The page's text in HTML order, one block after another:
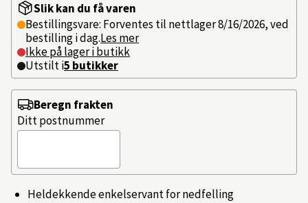
Slik kan du få varen
Bestillingsvare: Forventes til nettlager 8/16/2026, ved
bestilling i dag.Les mer
Ikke på lager i butikk
Utstilt i5 butikker
Heldekkende enkelservant for nedfelling
Beregn frakten
Ditt postnummer